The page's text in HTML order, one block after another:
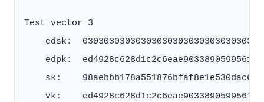
Test vector 3
edsk:
edpk:
sk:
vk: